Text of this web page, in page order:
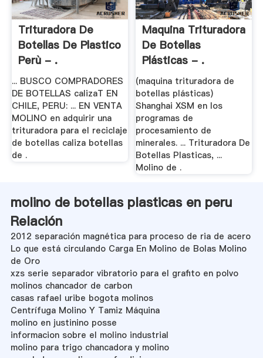
Trituradora De
Botellas De Plastico
Perù - .
... BUSCO COMPRADORES
DE BOTELLAS calizaT EN
CHILE, PERU: ... EN VENTA
MOLINO en adquirir una
trituradora para el reciclaje
de botellas caliza botellas
de .
Maquina Trituradora
De Botellas
Plásticas - .
(maquina trituradora de
botellas plásticas)
Shanghai XSM en los
programas de
procesamiento de
minerales. ... Trituradora De
Botellas Plasticas, ...
Molino de .
molino de botellas plasticas en peru
Relación
2012 separación magnética para proceso de ria de acero
Lo que está circulando Carga En Molino de Bolas Molino
de Oro
xzs serie separador vibratorio para el grafito en polvo
molinos chancador de carbon
casas rafael uribe bogota molinos
Centrífuga Molino Y Tamiz Máquina
molino en justinino posse
informacion sobre el molino industrial
molino para trigo chancadora y molino